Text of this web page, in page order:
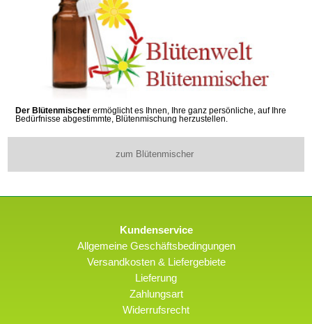
Der Blütenmischer ermöglicht es Ihnen, Ihre ganz persönliche, auf Ihre
Bedürfnisse abgestimmte, Blütenmischung herzustellen.
zum Blütenmischer
Kundenservice
Allgemeine Geschäftsbedingungen
Versandkosten & Liefergebiete
Lieferung
Zahlungsart
Widerrufsrecht